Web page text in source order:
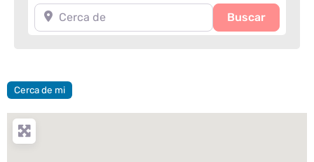
Cerca de
BuscarSearch
Cerca de mi